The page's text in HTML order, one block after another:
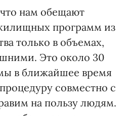
нам обещают
программ из
только в объемах,
Это около 30
в ближайшее время
совместно с
на пользу людям.